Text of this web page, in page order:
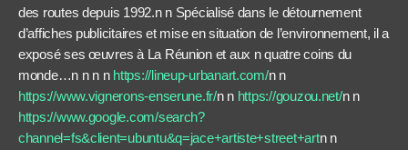
des routes depuis 1992.n n Spécialisé dans le détournement
d’affiches publicitaires et mise en situation de l’environnement, il a
exposé ses œuvres à La Réunion et aux n quatre coins du
monde…n n n n https://lineup-urbanart.com/n n
https://www.vignerons-enserune.fr/n n https://gouzou.net/n n
https://www.google.com/search?
channel=fs&client=ubuntu&q=jace+artiste+street+artn n